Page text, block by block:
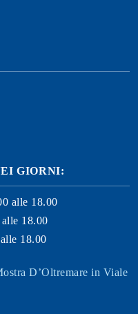
GIORNI:
alle 18.00
18.00
18.00
D’Oltremare in Viale